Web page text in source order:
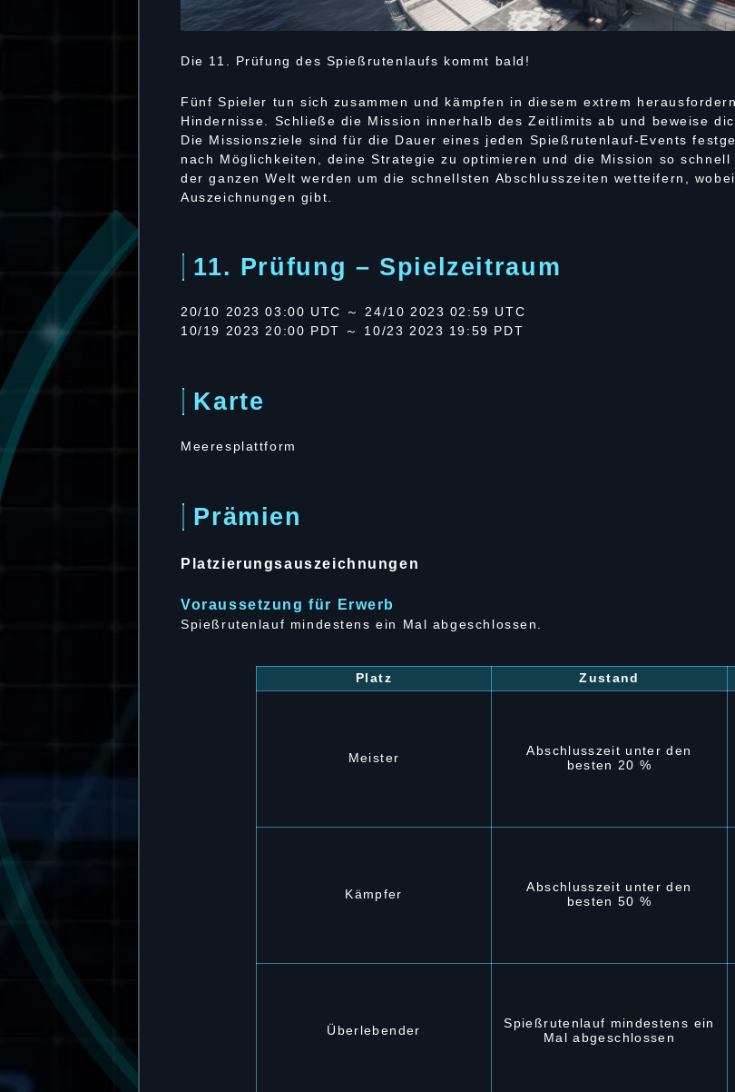
Die 11. Prüfung des Spießrutenlaufs kommt bald!
Fünf Spieler tun sich zusammen und kämpfen in diesem extrem
Hindernisse. Schließe die Mission innerhalb des Zeitlimits ab und beweise
Die Missionsziele sind für die Dauer eines jeden Spießrutenlauf-Events
nach Möglichkeiten, deine Strategie zu optimieren und die Mission so
der ganzen Welt werden um die schnellsten Abschlusszeiten wetteifern,
Auszeichnungen gibt.
11. Prüfung – Spielzeitraum
20/10 2023 03:00 UTC ～ 24/10 2023 02:59 UTC
10/19 2023 20:00 PDT ～ 10/23 2023 19:59 PDT
Karte
Meeresplattform
Prämien
Platzierungsauszeichnungen
Voraussetzung für Erwerb
Spießrutenlauf mindestens ein Mal abgeschlossen.
Platz Zustand
Meister
Abschlusszeit unter den
besten 20 %
Kämpfer
Abschlusszeit unter den
besten 50 %
Überlebender
Spießrutenlauf mindestens ein
Mal abgeschlossen